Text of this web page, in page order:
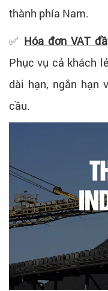
thành phía Nam.
✅ Hóa đơn VAT
Phục vụ cả khách
dài hạn, ngắn hạn
cầu.